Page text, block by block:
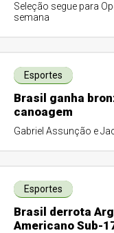
Seleção segue para
semana
Esportes
Brasil ganha
canoagem
Gabriel Assunção e
Esportes
Brasil derrota
Americano Sub-